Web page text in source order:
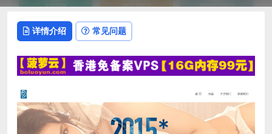
详情介绍 常见问题